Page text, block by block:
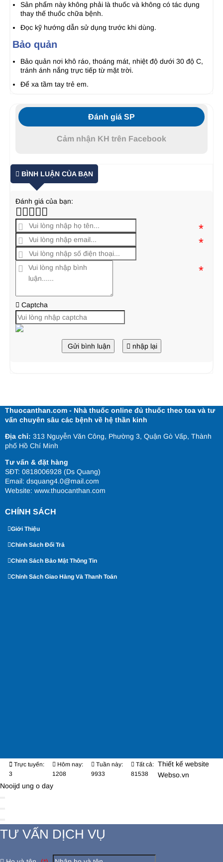
Sản phẩm này không phải là thuốc và không có tác dụng
thay thế thuốc chữa bệnh.
Đọc kỹ hướng dẫn sử dụng trước khi dùng.
Bảo quản
Bảo quản nơi khô ráo, thoáng mát, nhiệt độ dưới 30 độ C,
tránh ánh nắng trực tiếp từ mặt trời.
Để xa tầm tay trẻ em.
Đánh giá SP
Cảm nhận KH trên Facebook
BÌNH LUẬN CỦA BẠN
Đánh giá của bạn:
*
*
*
Captcha
Gửi bình luận nhập lại
Thuocanthan.com - Nhà thuốc online đủ thuốc theo toa và tư
vấn chuyên sâu các bệnh về hệ thần kinh
Địa chỉ: 313 Nguyễn Văn Công, Phường 3, Quận Gò Vấp, Thành
phố Hồ Chí Minh
Tư vấn & đặt hàng
SĐT: 0818006928 (Ds Quang)
Email: dsquang4.0@mail.com
Website: www.thuocanthan.com
CHÍNH SÁCH
Giới Thiệu
Chính Sách Đổi Trả
Chính Sách Bảo Mật Thông Tin
Chính Sách Giao Hàng Và Thanh Toán
Trực tuyến:
3
Hôm nay:
1208
Tuần này:
9933
Tất cả:
81538
Thiết kế website
Webso.vn
Nooijd ung o day
TƯ VẤN DỊCH VỤ